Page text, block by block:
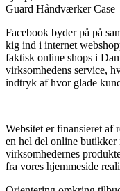
Guard Håndværker Case
Facebook byder på på
kig ind i internet
faktisk online shops i
virksomhedens service,
indtryk af hvor glade
Websitet er finansieret af
en hel del online
virksomhedernes
fra vores hjemmeside